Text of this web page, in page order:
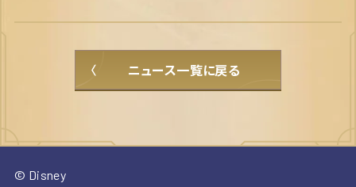
ニュース一覧に戻る
© Disney